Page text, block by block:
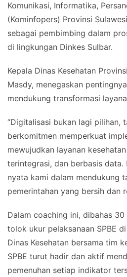
Komunikasi, Informatika,
(Kominfopers) Provinsi
sebagai pembimbing dalam
di lingkungan Dinkes Sulbar.
Kepala Dinas Kesehatan
Masdy, menegaskan
mendukung transformasi
“Digitalisasi bukan lagi pilihan,
berkomitmen memperkuat
mewujudkan layanan
terintegrasi, dan berbasis data.
nyata kami dalam mendukung
pemerintahan yang bersih dan
Dalam coaching ini, dibahas
tolok ukur pelaksanaan SPBE
Dinas Kesehatan bersama tim
SPBE turut hadir dan aktif
pemenuhan setiap indikator